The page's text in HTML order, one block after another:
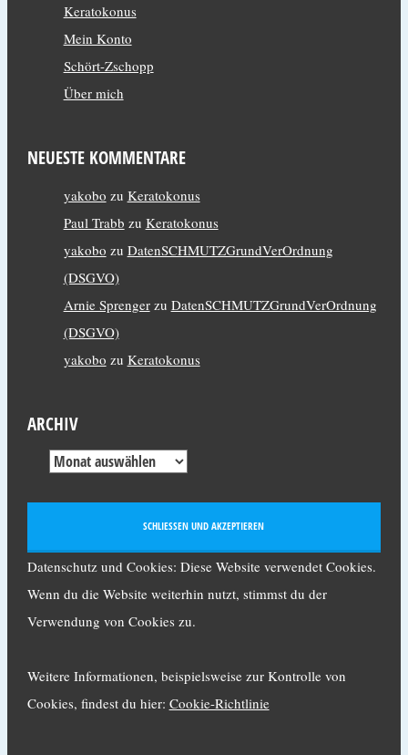
Keratokonus
Mein Konto
Schört-Zschopp
Über mich
NEUESTE KOMMENTARE
yakobo zu Keratokonus
Paul Trabb zu Keratokonus
yakobo zu DatenSCHMUTZGrundVerOrdnung
(DSGVO)
Arnie Sprengerzu DatenSCHMUTZGrundVerOrdnung
(DSGVO)
yakobo zu Keratokonus
ARCHIV
Datenschutz und Cookies: Diese Website verwendet Cookies.
Wenn du die Website weiterhin nutzt, stimmst du der
Verwendung von Cookies zu.
Weitere Informationen, beispielsweise zur Kontrolle von
Cookies, findest du hier: Cookie-Richtlinie